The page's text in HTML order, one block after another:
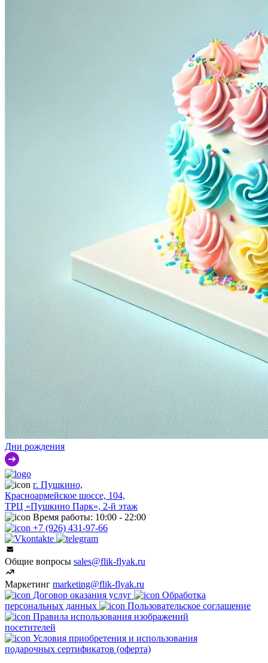
Дни рождения
г. Пушкино,
Красноармейское шоссе, 104,
ТРЦ «Пушкино Парк», 2-й этаж
Время работы: 10:00 - 22:00
+7 (926) 431-97-66
Общие вопросы sales@flik-flyak.ru
Маркетинг marketing@flik-flyak.ru
Договор оказания услуг
Обработка
персональных данных
Пользовательское соглашение
Правила использования изображений
посетителей
Условия приобретения и использования
подарочных сертификатов (оферта)